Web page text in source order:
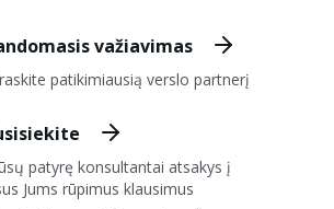
važiavimas
patikimiausią verslo partnerį
patyrę konsultantai atsakys į
Jums rūpimus klausimus